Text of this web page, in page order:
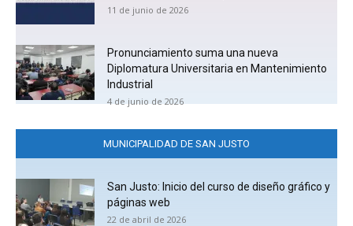
11 de junio de 2026
Pronunciamiento suma una nueva
Diplomatura Universitaria en Mantenimiento
Industrial
4 de junio de 2026
MUNICIPALIDAD DE SAN JUSTO
San Justo: Inicio del curso de diseño gráfico y
páginas web
22 de abril de 2026